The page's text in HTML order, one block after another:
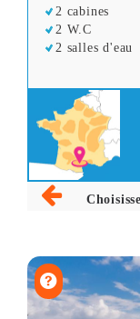
2 cabines
2 W.C
2 salles d'eau